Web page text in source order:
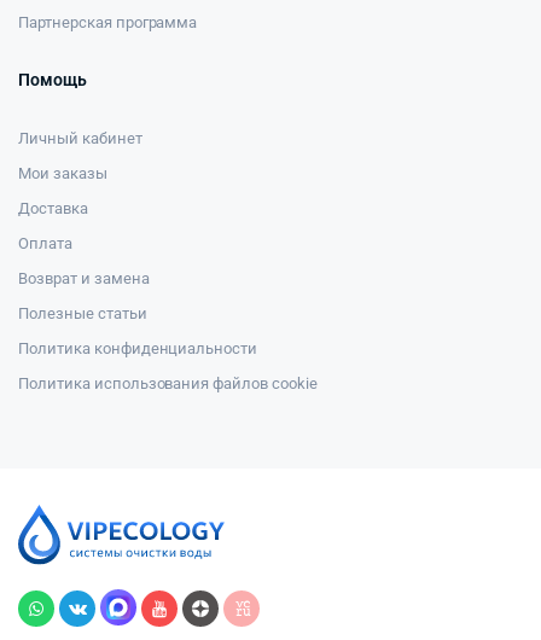
Партнерская программа
Помощь
Личный кабинет
Мои заказы
Доставка
Оплата
Возврат и замена
Полезные статьи
Политика конфиденциальности
Политика использования файлов cookie